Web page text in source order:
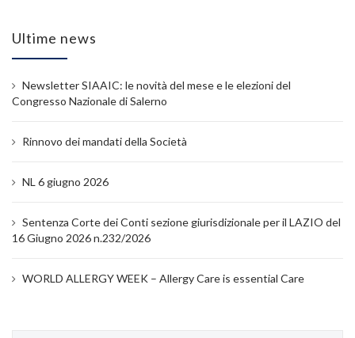
Ultime news
Newsletter SIAAIC: le novità del mese e le elezioni del
Congresso Nazionale di Salerno
Rinnovo dei mandati della Società
NL 6 giugno 2026
Sentenza Corte dei Conti sezione giurisdizionale per il LAZIO del
16 Giugno 2026 n.232/2026
WORLD ALLERGY WEEK – Allergy Care is essential Care